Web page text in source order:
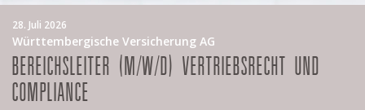
28. Juli 2026
Württembergische Versicherung AG
BEREICHSLEITER (M/W/D) VERTRIEBSRECHT UND
COMPLIANCE